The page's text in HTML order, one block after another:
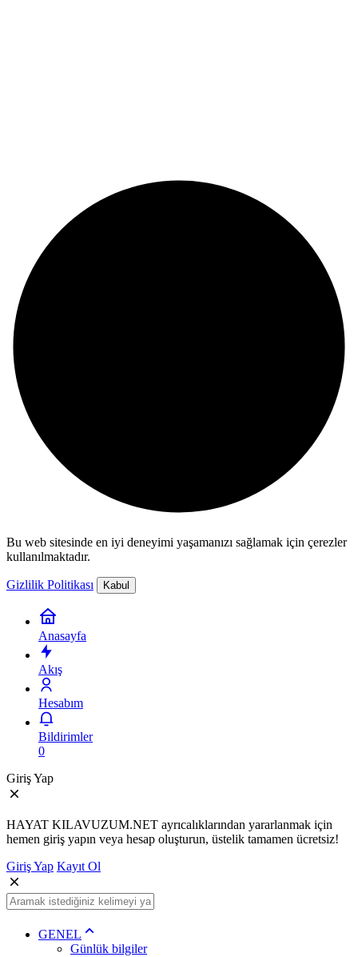
Bu web sitesinde en iyi deneyimi yaşamanızı sağlamak için çerezler
kullanılmaktadır.
Gizlilik Politikası Kabul
Anasayfa
Akış
Hesabım
Bildirimler
0
Giriş Yap
HAYAT KILAVUZUM.NET ayrıcalıklarından yararlanmak için
hemen giriş yapın veya hesap oluşturun, üstelik tamamen ücretsiz!
Giriş Yap Kayıt Ol
GENEL
Günlük bilgiler